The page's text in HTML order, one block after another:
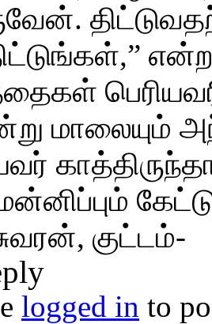
மாலையும்
குட்டம்-
logged in to